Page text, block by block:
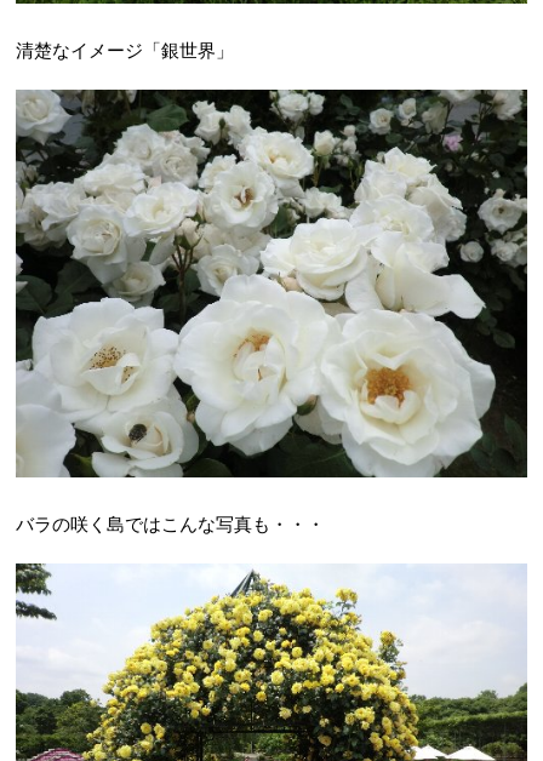
清楚なイメージ「銀世界」
バラの咲く島ではこんな写真も・・・